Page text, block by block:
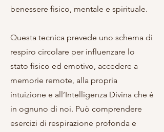
benessere fisico, mentale e spirituale.
Questa tecnica prevede uno schema di
respiro circolare per influenzare lo
stato fisico ed emotivo, accedere a
memorie remote, alla propria
intuizione e all’Intelligenza Divina che è
in ognuno di noi. Può comprendere
esercizi di respirazione profonda e